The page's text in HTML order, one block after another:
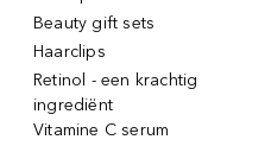
Beauty gift sets
Haarclips
Retinol - een krachtig
ingrediënt
Vitamine C serum